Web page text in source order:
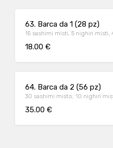
63. Barca da 1 (28 pz)
15 sashimi misti, 5 nighiri misti,
18.00 €
64. Barca da 2 (56 pz)
30 sashimi misto, 10 nighiri
35.00 €